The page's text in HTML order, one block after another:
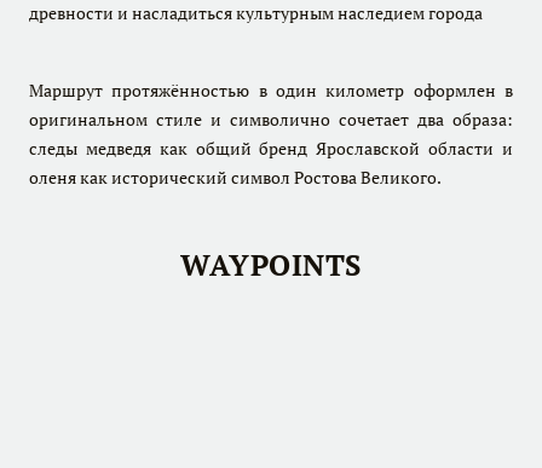
древности и насладиться культурным наследием города
Маршрут протяжённостью в один километр оформлен в
оригинальном стиле и символично сочетает два образа:
следы медведя как общий бренд Ярославской области и
оленя как исторический символ Ростова Великого.
WAYPOINTS